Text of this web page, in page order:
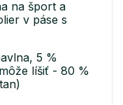
na šport a
v páse s
5 %
líšiť - 80 %